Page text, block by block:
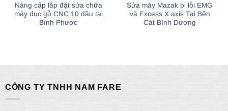
Nâng cấp lắp đặt sửa chữa
máy đục gỗ CNC 10 đầu tại
Bình Phước
Sửa máy Mazak bị lỗi EMG
và Excess X axis Tại Bến
Cát Bình Dương
CÔNG TY TNHH NAM FARE